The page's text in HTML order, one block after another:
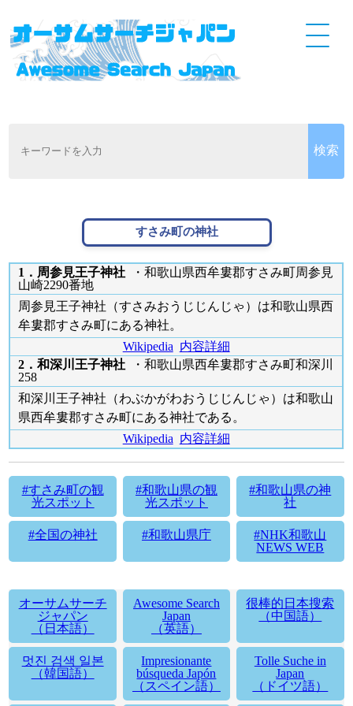
すさみ町の神社
1．周参見王子神社 ・和歌山県西牟婁郡すさみ町周参見
山崎2290番地
周参見王子神社（すさみおうじじんじゃ）は和歌山県西
牟婁郡すさみ町にある神社。
Wikipedia 内容詳細
2．和深川王子神社 ・和歌山県西牟婁郡すさみ町和深川
258
和深川王子神社（わぶかがわおうじじんじゃ）は和歌山
県西牟婁郡すさみ町にある神社である。
Wikipedia 内容詳細
#すさみ町の観
光スポット
#和歌山県の観
光スポット
#和歌山県の神
社
#全国の神社 #和歌山県庁
#NHK和歌山
NEWS WEB
オーサムサーチ
ジャパン
（日本語）
Awesome Search
Japan
（英語）
很棒的日本搜索
（中国語）
멋진 검색 일본
（韓国語）
Impresionante
búsqueda Japón
（スペイン語）
Tolle Suche in
Japan
（ドイツ語）